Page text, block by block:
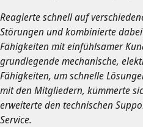
Reagierte schnell auf
Störungen und kombinierte
Fähigkeiten mit einfühlsamer
grundlegende mechanische,
Fähigkeiten, um schnelle
mit den Mitgliedern, kümmerte
erweiterte den technischen
Service.